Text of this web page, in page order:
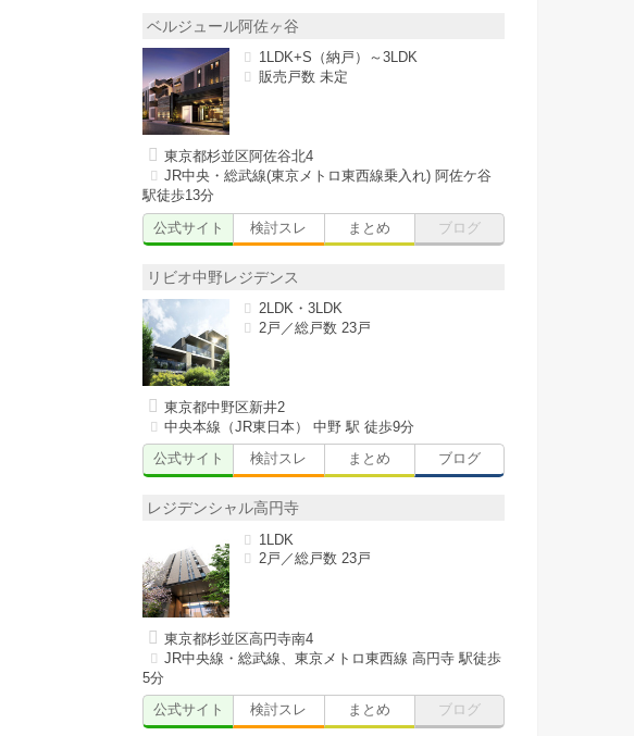
ベルジュール阿佐ヶ谷
1LDK+S（納戸）～3LDK
販売戸数 未定
東京都杉並区阿佐谷北4
JR中央・総武線(東京メトロ東西線乗入れ) 阿佐ケ谷
駅徒歩13分
公式サイト
検討スレ まとめ ブログ
リビオ中野レジデンス
2LDK・3LDK
2戸／総戸数 23戸
東京都中野区新井2
中央本線（JR東日本） 中野 駅 徒歩9分
公式サイト
検討スレ まとめ ブログ
レジデンシャル高円寺
1LDK
2戸／総戸数 23戸
東京都杉並区高円寺南4
JR中央線・総武線、東京メトロ東西線 高円寺 駅徒歩
5分
公式サイト
検討スレ まとめ ブログ